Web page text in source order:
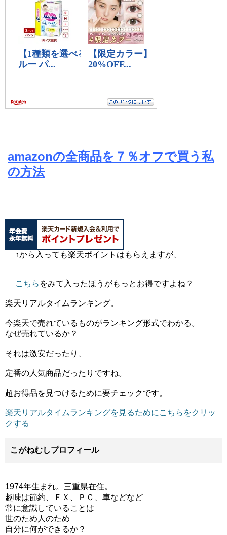
amazonの全商品を７％オフで買う私
の方法
↑から入っても楽天ポイントはもらえますが、
こちら をみて入ったほうがもっとお得ですよね？
楽天リアルタイムランキング。
今楽天で売れているものがランキング形式でわかる。
なぜ売れているか？
それは激安だったり、
定番の人気商品だったりですね。
超お得品を見つけるために要チェックです。
楽天リアルタイムランキングを見るためにこちらをクリッ
クする
こがねむしプロフィール
1974年生まれ。三重県在住。
趣味は節約、ＦＸ、ＰＣ、車などなど
常に意識していることは
世のため人のため
自分に何ができるか？